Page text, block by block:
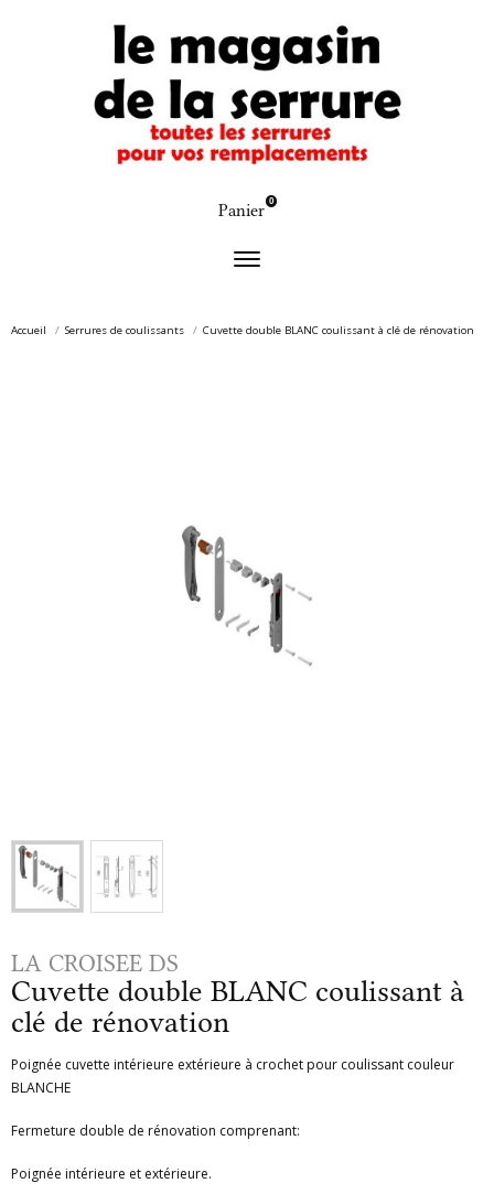
Panier 0
Accueil Serrures de coulissants Cuvette double BLANC coulissant à clé de rénovation
LA CROISEE DS
Cuvette double BLANC coulissant à
clé de rénovation
Poignée cuvette intérieure extérieure à crochet pour coulissant couleur
BLANCHE
Fermeture double de rénovation comprenant:
Poignée intérieure et extérieure.